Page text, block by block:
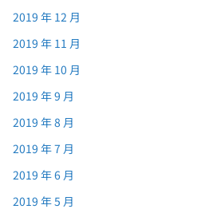
2019 年 12 月
2019 年 11 月
2019 年 10 月
2019 年 9 月
2019 年 8 月
2019 年 7 月
2019 年 6 月
2019 年 5 月